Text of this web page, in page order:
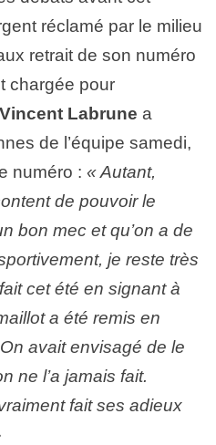
réclamé par le milieu
retrait de son numéro
chargée pour
Vincent Labrune a
de l’équipe samedi,
numéro : « Autant,
de pouvoir le
bon mec et qu’on a de
je reste très
cet été en signant à
a été remis en
avait envisagé de le
ne l’a jamais fait.
fait ses adieux